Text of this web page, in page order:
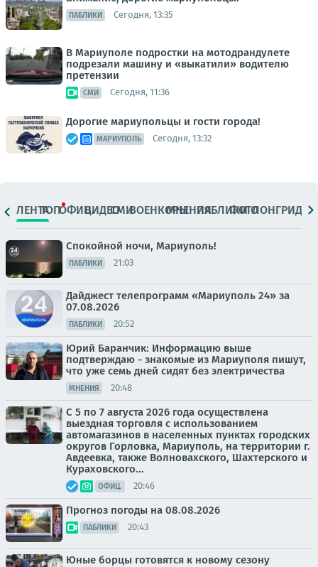
ПАБЛИКИ Сегодня, 13:35
В Мариуполе подростки на мотодрандулете
подрезали машину и «выкатили» водителю
претензии
СМИ Сегодня, 11:36
Дорогие мариупольцы и гости города!
МАРИУПОЛЬ Сегодня, 13:32
ЛЕНТАТОПОФИЦ.ВИДЕОСМИВОЕНКОРЫМНЕНИЯПАБЛИКИ
ФОТОЛОНГРИДЫ
Спокойной ночи, Мариуполь!
ПАБЛИКИ 21:03
Дайджест телепрограмм «Мариуполь 24» за
07.08.2026
ПАБЛИКИ 20:52
Юрий Баранчик: Информацию выше
подтверждаю - знакомые из Мариуполя пишут,
что уже семь дней сидят без электричества
МНЕНИЯ 20:48
С 5 по 7 августа 2026 года осуществлена
выездная торговля с использованием
автомагазинов в населенных пунктах городских
округов Горловка, Мариуполь, на территории г.
Авдеевка, также Волновахского, Шахтерского и
Кураховского...
ОФИЦ. 20:46
Прогноз погоды на 08.08.2026
ПАБЛИКИ 20:43
Юные борцы готовятся к новому сезону